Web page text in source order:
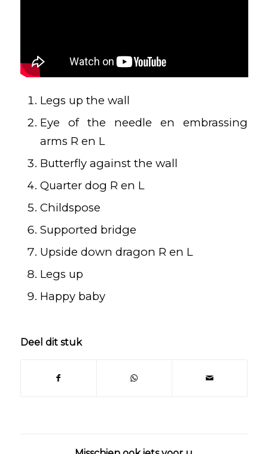
Legs up the wall
Eye of the needle en embrassing
arms R en L
Butterfly against the wall
Quarter dog R en L
Childspose
Supported bridge
Upside down dragon R en L
Legs up
Happy baby
Deel dit stuk